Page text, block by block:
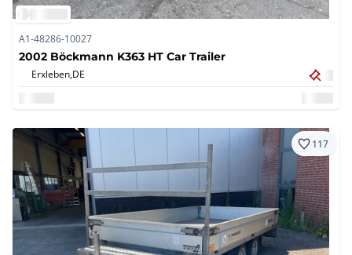
A1-48286-10027
2002 Böckmann K363 HT Car Trailer
Erxleben,DE
117